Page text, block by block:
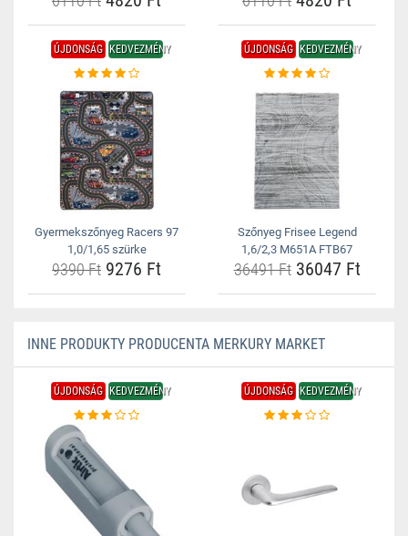
ÚJDONSÁG KEDVEZMÉNY
Gyermekszőnyeg Racers 97
1,0/1,65 szürke
9390 Ft 9276 Ft
ÚJDONSÁG KEDVEZMÉNY
Szőnyeg Frisee Legend
1,6/2,3 M651A FTB67
36491 Ft36047 Ft
INNE PRODUKTY PRODUCENTA MERKURY MARKET
ÚJDONSÁG KEDVEZMÉNY ÚJDONSÁG KEDVEZMÉNY